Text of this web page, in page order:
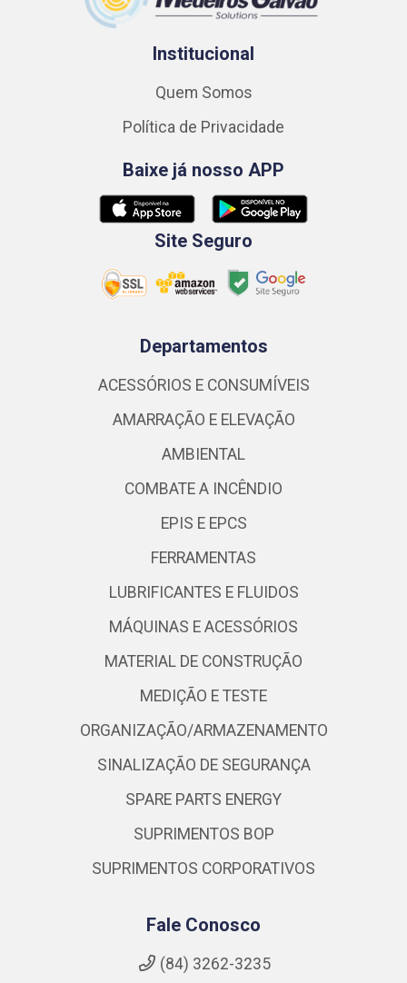
Institucional
Quem Somos
Política de Privacidade
Baixe já nosso APP
Site Seguro
Departamentos
ACESSÓRIOS E CONSUMÍVEIS
AMARRAÇÃO E ELEVAÇÃO
AMBIENTAL
COMBATE A INCÊNDIO
EPIS E EPCS
FERRAMENTAS
LUBRIFICANTES E FLUIDOS
MÁQUINAS E ACESSÓRIOS
MATERIAL DE CONSTRUÇÃO
MEDIÇÃO E TESTE
ORGANIZAÇÃO/ARMAZENAMENTO
SINALIZAÇÃO DE SEGURANÇA
SPARE PARTS ENERGY
SUPRIMENTOS BOP
SUPRIMENTOS CORPORATIVOS
Fale Conosco
(84) 3262-3235